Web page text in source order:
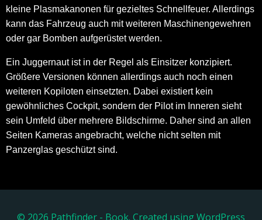
kleine Plasmakanonen für gezieltes Schnellfeuer. Allerdings
kann das Fahrzeug auch mit weiteren Maschinengewehren
oder gar Bomben aufgerüstet werden.
Ein Juggernaut ist in der Regel als Einsitzer konzipiert.
Größere Versionen können allerdings auch noch einen
weiteren Kopiloten einsetzten. Dabei existiert kein
gewöhnliches Cockpit, sondern der Pilot im Inneren sieht
sein Umfeld über mehrere Bildschirme. Daher sind an allen
Seiten Kameras angebracht, welche nicht selten mit
Panzerglas geschützt sind.
© 2026 Pathfinder - Book. Created using WordPress